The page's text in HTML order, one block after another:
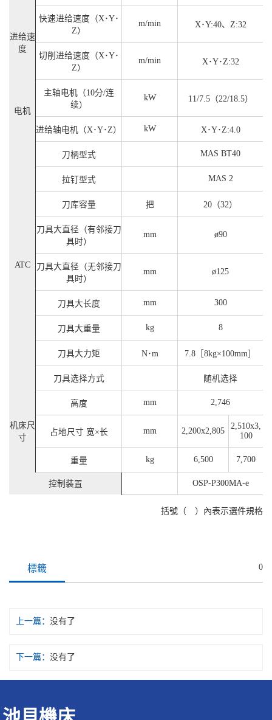
进给速
度
快速进给速度（X･Y･
Z）
m/min X･Y:40、Z:32
切削进给速度（X･Y･
Z）
m/min X･Y･Z:32
电机
主轴电机（10分/连
续）
kW 11/7.5（22/18.5）
进给轴电机（X･Y･Z） kW X･Y･Z:4.0
ATC
刀柄型式 MAS BT40
拉钉型式 MAS 2
刀库容量 把 20（32）
刀具大直径（有邻接刀
具时）
mm ø90
刀具大直径（无邻接刀
具时）
mm ø125
刀具大长度 mm 300
刀具大重量 kg 8
刀具大力矩 N･m 7.8［8kg×100mm］
刀具选择方式 随机选择
机床尺
寸
高度 mm 2,746
占地尺寸 宽×长 mm 2,200x2,805
2,510x3,
100
重量 kg 6,500 7,700
控制装置 OSP-P300MA-e
括號（ ）內表示選件規格
標籤 0
上一篇： 没有了
下一篇： 没有了